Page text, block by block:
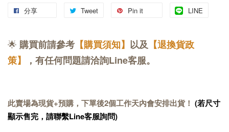
分享 Tweet Pin it LINE
🌟 購買前請參考 【購買須知】 以及 【退換貨政
策】
，有任何問題請洽詢Line客服。
此賣場為現貨+預購，下單後2個工作天內會安排出貨！ (若尺寸
顯示售完，請聯繫Line客服詢問)